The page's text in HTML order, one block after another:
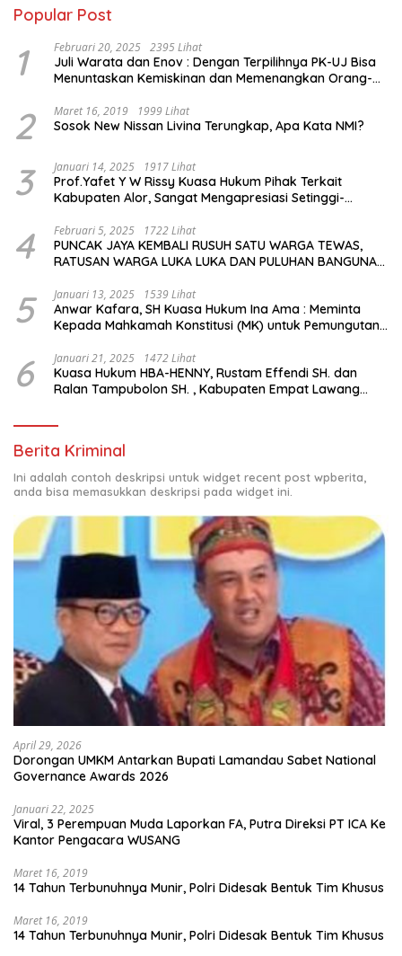
Popular Post
1 Februari 20, 2025 2395 Lihat
Juli Warata dan Enov : Dengan Terpilihnya PK-UJ Bisa
Menuntaskan Kemiskinan dan Memenangkan Orang-
2 Maret 16, 2019 1999 Lihat
Sosok New Nissan Livina Terungkap, Apa Kata NMI?
3 Januari 14, 2025 1917 Lihat
Prof.Yafet Y W Rissy Kuasa Hukum Pihak Terkait
Kabupaten Alor, Sangat Mengapresiasi Setinggi-
dan Bapak Rey Mencabut Gugatannya ke MK
4 Februari 5, 2025 1722 Lihat
PUNCAK JAYA KEMBALI RUSUH SATU WARGA TEWAS,
RATUSAN WARGA LUKA LUKA DAN PULUHAN BANGUNAN
5 Januari 13, 2025 1539 Lihat
Anwar Kafara, SH Kuasa Hukum Ina Ama : Meminta
Kepada Mahkamah Konstitusi (MK) untuk Pemungutan
6 Januari 21, 2025 1472 Lihat
Kuasa Hukum HBA-HENNY, Rustam Effendi SH. dan
Ralan Tampubolon SH. , Kabupaten Empat Lawang
Berita Kriminal
Ini adalah contoh deskripsi untuk widget recent post wpberita,
anda bisa memasukkan deskripsi pada widget ini.
April 29, 2026
Dorongan UMKM Antarkan Bupati Lamandau Sabet National
Governance Awards 2026
Januari 22, 2025
Viral, 3 Perempuan Muda Laporkan FA, Putra Direksi PT ICA Ke
Kantor Pengacara WUSANG
Maret 16, 2019
14 Tahun Terbunuhnya Munir, Polri Didesak Bentuk Tim Khusus
Maret 16, 2019
14 Tahun Terbunuhnya Munir, Polri Didesak Bentuk Tim Khusus